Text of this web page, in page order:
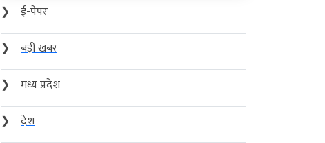
❯
ई-पेपर
❯
बड़ी खबर
❯
मध्य प्रदेश
❯
देश